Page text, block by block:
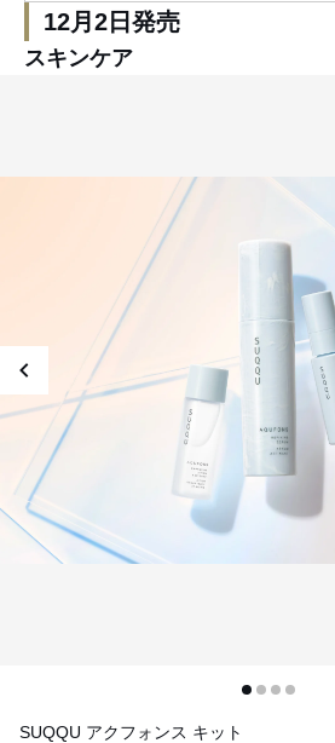
12月2日発売
スキンケア
SUQQU アクフォンス キット